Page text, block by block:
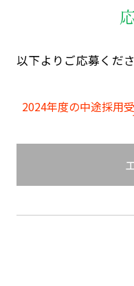
以下よりご応募くださ
2024年度の中途採用